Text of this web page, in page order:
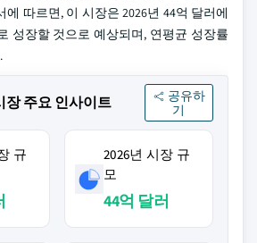
에 따르면, 이 시장은 2026년 44억 달러에
성장할 것으로 예상되며, 연평균 성장률
장 주요 인사이트
공유하
기
규
2026년 시장 규
모
44억 달러